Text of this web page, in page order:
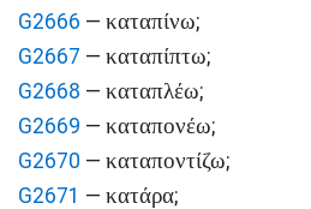
G2666 — καταπίνω;
G2667 — καταπίπτω;
G2668 — καταπλέω;
G2669 — καταπονέω;
G2670 — καταποντίζω;
G2671 — κατάρα;